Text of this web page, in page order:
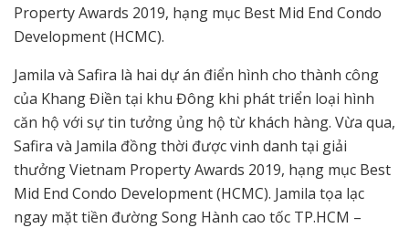
Property Awards 2019, hạng mục Best Mid End Condo
Development (HCMC).
Jamila và Safira là hai dự án điển hình cho thành công
của Khang Điền tại khu Đông khi phát triển loại hình
căn hộ với sự tin tưởng ủng hộ từ khách hàng. Vừa qua,
Safira và Jamila đồng thời được vinh danh tại giải
thưởng Vietnam Property Awards 2019, hạng mục Best
Mid End Condo Development (HCMC). Jamila tọa lạc
ngay mặt tiền đường Song Hành cao tốc TP.HCM –